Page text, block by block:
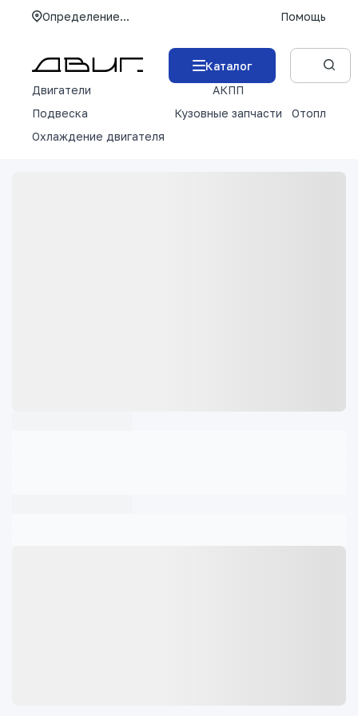
Определение... Помощь
Каталог
Двигатели
АКПП
Подвеска
Кузовные запчасти
Отопление
Охлаждение двигателя